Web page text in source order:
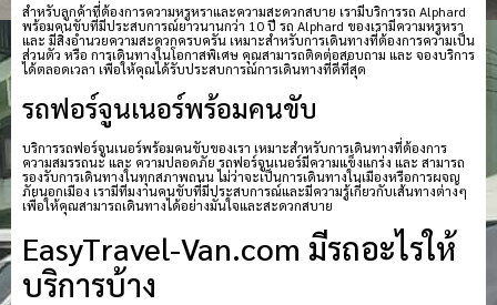
สำหรับลูกค้าที่ต้องการความหรูหราและความสะดวกสบาย เรามีบริการรถ Alphard
พร้อมคนขับที่มีประสบการณ์ยาวนานกว่า 10 ปี รถ Alphard ของเรามีความหรูหรา
และ มีสิ่งอำนวยความสะดวกครบครัน เหมาะสำหรับการเดินทางที่ต้องการความเป็น
ส่วนตัว หรือ การเดินทางในโอกาสพิเศษ คุณสามารถติดต่อสอบถาม และ จองบริการ
ได้ตลอดเวลา เพื่อให้คุณได้รับประสบการณ์การเดินทางที่ดีที่สุด
รถฟอร์จูนเนอร์พร้อมคนขับ
บริการรถฟอร์จูนเนอร์พร้อมคนขับของเรา เหมาะสำหรับการเดินทางที่ต้องการ
ความสมรรถนะ และ ความปลอดภัย รถฟอร์จูนเนอร์มีความแข็งแกร่ง และ สามารถ
รองรับการเดินทางในทุกสภาพถนน ไม่ว่าจะเป็นการเดินทางในเมืองหรือการผจญ
ภัยนอกเมือง เรามีทีมงานคนขับที่มีประสบการณ์และมีความรู้เกี่ยวกับเส้นทางต่างๆ
เพื่อให้คุณสามารถเดินทางได้อย่างมั่นใจและสะดวกสบาย
EasyTravel-Van.com มีรถอะไรให้
บริการบ้าง